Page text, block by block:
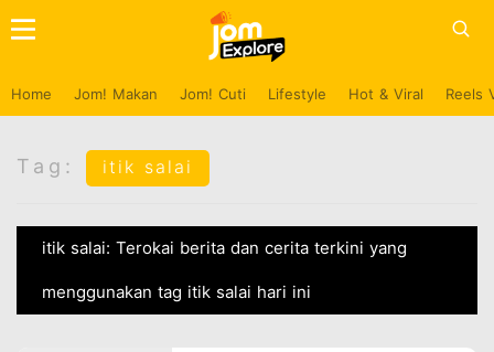
Home Jom! Makan Jom! Cuti Lifestyle Hot & Viral Reels
Tag: itik salai
itik salai: Terokai berita dan cerita terkini yang
menggunakan tag itik salai hari ini